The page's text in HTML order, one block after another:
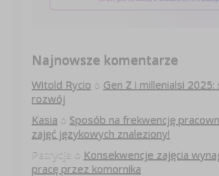
Najnowsze komentarze
Witold Rycio o Gen Z i millenialsi
rozwój
Kasia o Sposób na frekwencję
zajęć językowych znaleziony!
Patrycja o Konsekwencje zajęcia
pracę przez komornika